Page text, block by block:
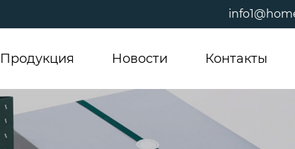
Продукция Новости Контакты